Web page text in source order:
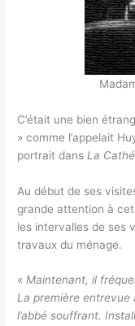
C’était une bien
» comme l’appelait
portrait dans La
Au début de ses
grande attention à
les intervalles de ses
travaux du ménage.
«Maintenant, il
La première entrevue
l’abbé souffrant.